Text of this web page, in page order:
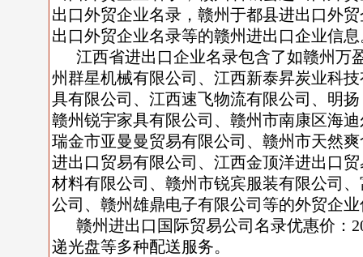
出口外贸企业名录，赣州于都县进出口外
出口外贸企业名录等的赣州进出口企业信息
江西省进出口企业名录包含了如赣州万
州群星机械有限公司 、 江西新泰昇炭业科
具有限公司 、 江西速飞物流有限公司 、 明
赣州锐宇家具有限公司 、 赣州市南康区海
瑞金市亚曼曼贸易有限公司 、 赣州市天然
进出口贸易有限公司 、 江西金顶洋进出口
材料有限公司 、 赣州市锐宾服装有限公司 、
公司 、 赣州雄鼎电子有限公司 等的外贸企
赣州进出口国际贸易公司名录优惠价：
递光盘等多种配送服务。